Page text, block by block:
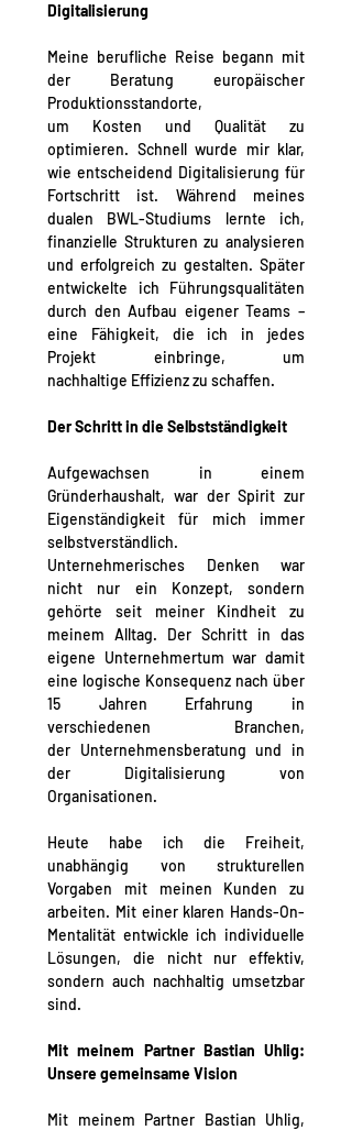
Digitalisierung
Meine berufliche Reise begann mit
der Beratung europäischer
Produktionsstandorte,
um Kosten und Qualität zu
optimieren. Schnell wurde mir klar,
wie entscheidend Digitalisierung für
Fortschritt ist. Während meines
dualen BWL-Studiums lernte ich,
finanzielle Strukturen zu analysieren
und erfolgreich zu gestalten. Später
entwickelte ich Führungsqualitäten
durch den Aufbau eigener Teams –
eine Fähigkeit, die ich in jedes
Projekt einbringe, um
nachhaltige Effizienz zu schaffen.
Der Schritt in die Selbstständigkeit
Aufgewachsen in einem
Gründerhaushalt, war der Spirit zur
Eigenständigkeit für mich immer
selbstverständlich.
Unternehmerisches Denken war
nicht nur ein Konzept, sondern
gehörte seit meiner Kindheit zu
meinem Alltag. Der Schritt in das
eigene Unternehmertum war damit
eine logische Konsequenz nach über
15 Jahren Erfahrung in
verschiedenen Branchen,
der Unternehmensberatung und in
der Digitalisierung von
Organisationen.
Heute habe ich die Freiheit,
unabhängig von strukturellen
Vorgaben mit meinen Kunden zu
arbeiten. Mit einer klaren Hands-On-
Mentalität entwickle ich individuelle
Lösungen, die nicht nur effektiv,
sondern auch nachhaltig umsetzbar
sind.
Mit meinem Partner Bastian Uhlig:
Unsere gemeinsame Vision
Mit meinem Partner Bastian Uhlig,